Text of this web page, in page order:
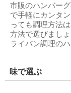
市販のハンバー
で手軽にカンタ
っても調理方法
方法で選びまし
ライパン調理の
味で選ぶ